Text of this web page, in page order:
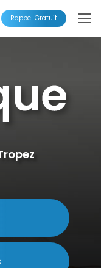
Rappel Gratuit